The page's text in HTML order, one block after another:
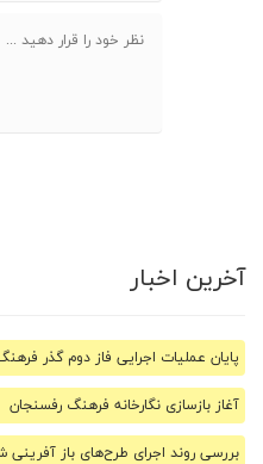
آخرین اخبار
پایان عملیات اجرایی فاز دوم گذر
آغاز بازسازی نگارخانه فرهنگ رفسنجان
بررسی روند اجرای طرح‌های باز آفرینی